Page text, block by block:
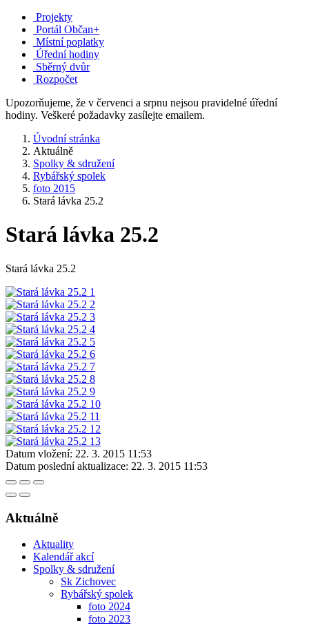
Projekty
Portál Občan+
Místní poplatky
Úřední hodiny
Sběrný dvůr
Rozpočet
Upozorňujeme, že v červenci a srpnu nejsou pravidelné úřední
hodiny. Veškeré požadavky zasílejte emailem.
Úvodní stránka
Aktuálně
Spolky & sdružení
Rybářský spolek
foto 2015
Stará lávka 25.2
Stará lávka 25.2
Stará lávka 25.2
Datum vložení: 22. 3. 2015 11:53
Datum poslední aktualizace: 22. 3. 2015 11:53
Aktuálně
Aktuality
Kalendář akcí
Spolky & sdružení
Sk Zichovec
Rybářský spolek
foto 2024
foto 2023